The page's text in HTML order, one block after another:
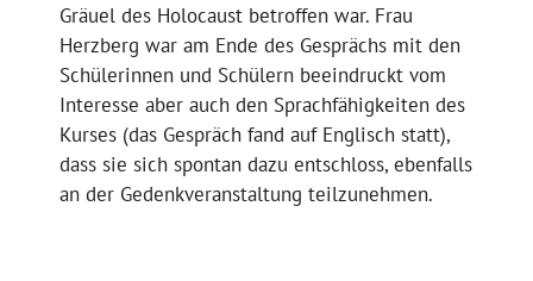
Gräuel des Holocaust betroffen war. Frau
Herzberg war am Ende des Gesprächs mit den
Schülerinnen und Schülern beeindruckt vom
Interesse aber auch den Sprachfähigkeiten des
Kurses (das Gespräch fand auf Englisch statt),
dass sie sich spontan dazu entschloss, ebenfalls
an der Gedenkveranstaltung teilzunehmen.